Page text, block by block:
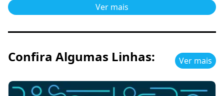
Ver mais
Confira Algumas Linhas: Ver mais